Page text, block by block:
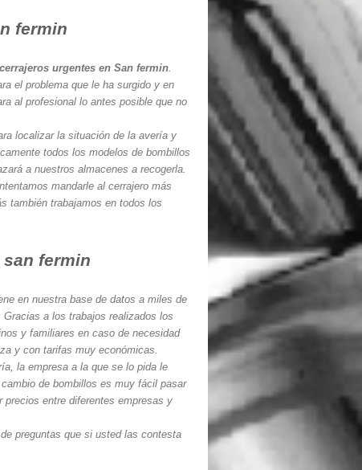
fermin
cerrajeros urgentes en San fermin
el problema que le ha surgido y en
al profesional lo antes posible que no
localizar la situación de la avería y
todos los modelos de bombillos
a nuestros almacenes a recogerla.
mandarle al cerrajero más
también trabajamos en todos los
fermin
en nuestra base de datos a miles de
. Gracias a los trabajos realizados los
y familiares en caso de necesidad
y con tarifas muy económicas.
la empresa a la que se lo pida le
de bombillos es muy fácil pasar
precios entre diferentes empresas y
preguntas que si usted las contesta